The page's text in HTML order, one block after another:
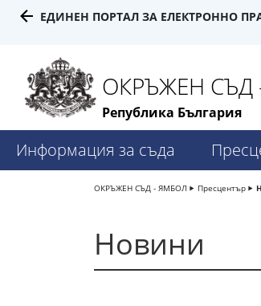
ЕДИНЕН ПОРТАЛ ЗА ЕЛЕКТРОННО
ОКРЪЖЕН СЪД
Република България
Информация за съда
ОКРЪЖЕН СЪД - ЯМБОЛ Пресцентър
Новини